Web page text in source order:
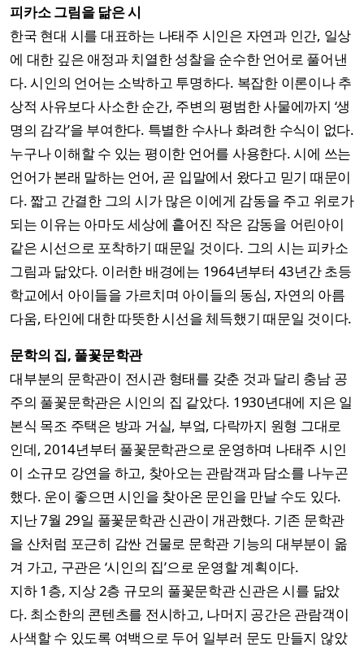
피카소 그림을 닮은 시
한국 현대 시를 대표하는 나태주 시인은 자연과 인간, 일상
에 대한 깊은 애정과 치열한 성찰을 순수한 언어로 풀어낸
다. 시인의 언어는 소박하고 투명하다. 복잡한 이론이나 추
상적 사유보다 사소한 순간, 주변의 평범한 사물에까지 ‘생
명의 감각’을 부여한다. 특별한 수사나 화려한 수식이 없다.
누구나 이해할 수 있는 평이한 언어를 사용한다. 시에 쓰는
언어가 본래 말하는 언어, 곧 입말에서 왔다고 믿기 때문이
다. 짧고 간결한 그의 시가 많은 이에게 감동을 주고 위로가
되는 이유는 아마도 세상에 흩어진 작은 감동을 어린아이
같은 시선으로 포착하기 때문일 것이다. 그의 시는 피카소
그림과 닮았다. 이러한 배경에는 1964년부터 43년간 초등
학교에서 아이들을 가르치며 아이들의 동심, 자연의 아름
다움, 타인에 대한 따뜻한 시선을 체득했기 때문일 것이다.
문학의 집, 풀꽃문학관
대부분의 문학관이 전시관 형태를 갖춘 것과 달리 충남 공
주의 풀꽃문학관은 시인의 집 같았다. 1930년대에 지은 일
본식 목조 주택은 방과 거실, 부엌, 다락까지 원형 그대로
인데, 2014년부터 풀꽃문학관으로 운영하며 나태주 시인
이 소규모 강연을 하고, 찾아오는 관람객과 담소를 나누곤
했다. 운이 좋으면 시인을 찾아온 문인을 만날 수도 있다.
지난 7월 29일 풀꽃문학관 신관이 개관했다. 기존 문학관
을 산처럼 포근히 감싼 건물로 문학관 기능의 대부분이 옮
겨 가고, 구관은 ‘시인의 집’으로 운영할 계획이다.
지하 1층, 지상 2층 규모의 풀꽃문학관 신관은 시를 닮았
다. 최소한의 콘텐츠를 전시하고, 나머지 공간은 관람객이
사색할 수 있도록 여백으로 두어 일부러 문도 만들지 않았